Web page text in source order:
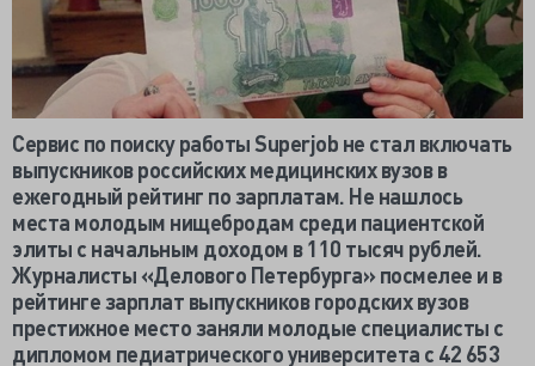
Сервис по поиску работы Superjob не стал включать
выпускников российских медицинских вузов в
ежегодный рейтинг по зарплатам. Не нашлось
места молодым нищебродам среди пациентской
элиты с начальным доходом в 110 тысяч рублей.
Журналисты «Делового Петербурга» посмелее и в
рейтинге зарплат выпускников городских вузов
престижное место заняли молодые специалисты с
дипломом педиатрического университета с 42 653